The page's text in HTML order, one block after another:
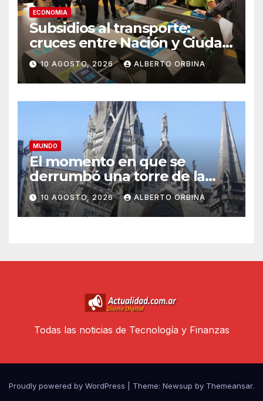
ECONOMIA
Subsidios al transporte:
cruces entre Nación y Ciudad
por la eliminación de un
descuento de la tarjeta SUBE
10 AGOSTO, 2026 ALBERTO ORBINA
MUNDO
El momento en que se
derrumbó una torre de la
catedral de Manizales por el
terremoto en Colombia
10 AGOSTO, 2026 ALBERTO ORBINA
Todas las noticias de Tecnología y Finanzas
Proudly powered by WordPress Theme: Newsup by Themeansar.